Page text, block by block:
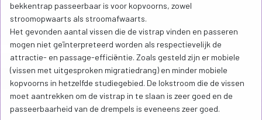
bekkentrap passeerbaar is voor kopvoorns, zowel
stroomopwaarts als stroomafwaarts.
Het gevonden aantal vissen die de vistrap vinden en passeren
mogen niet geïnterpreteerd worden als respectievelijk de
attractie- en passage-efficiëntie. Zoals gesteld zijn er mobiele
(vissen met uitgesproken migratiedrang) en minder mobiele
kopvoorns in hetzelfde studiegebied. De lokstroom die de vissen
moet aantrekken om de vistrap in te slaan is zeer goed en de
passeerbaarheid van de drempels is eveneens zeer goed.